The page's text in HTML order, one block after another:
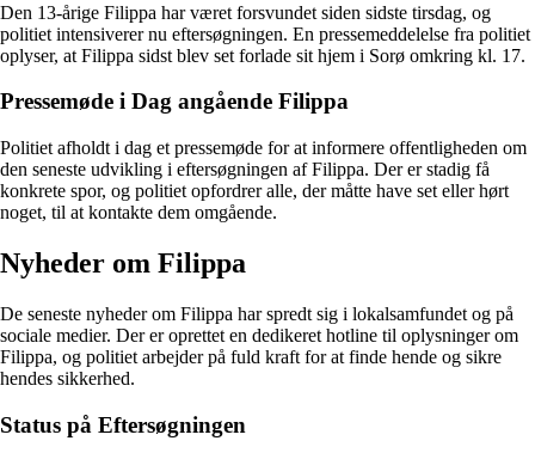
Den 13-årige Filippa har været forsvundet siden sidste tirsdag, og
politiet intensiverer nu eftersøgningen. En pressemeddelelse fra politiet
oplyser, at Filippa sidst blev set forlade sit hjem i Sorø omkring kl. 17.
Pressemøde i Dag angående Filippa
Politiet afholdt i dag et pressemøde for at informere offentligheden om
den seneste udvikling i eftersøgningen af Filippa. Der er stadig få
konkrete spor, og politiet opfordrer alle, der måtte have set eller hørt
noget, til at kontakte dem omgående.
Nyheder om Filippa
De seneste nyheder om Filippa har spredt sig i lokalsamfundet og på
sociale medier. Der er oprettet en dedikeret hotline til oplysninger om
Filippa, og politiet arbejder på fuld kraft for at finde hende og sikre
hendes sikkerhed.
Status på Eftersøgningen